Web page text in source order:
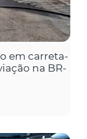
em carreta-
na BR-